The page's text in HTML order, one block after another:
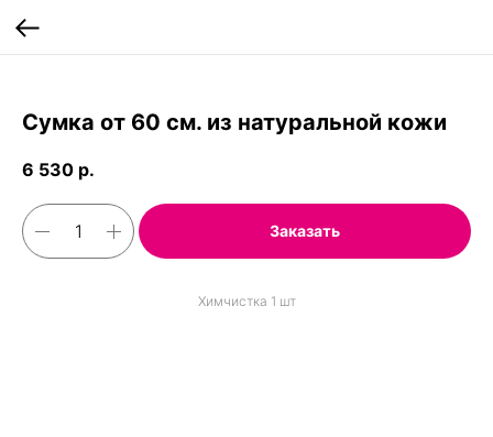
Сумка от 60 см. из натуральной кожи
6 530 р.
Заказать
Химчистка 1 шт